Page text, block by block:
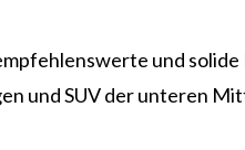
und
und SUV der unteren